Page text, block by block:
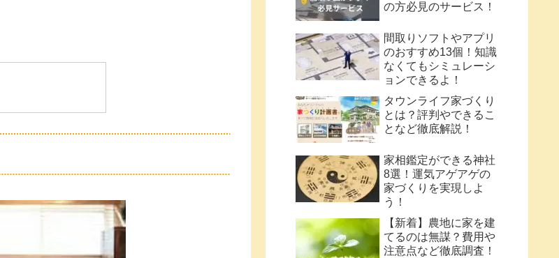
の方必見のサービス！
間取りソフトやアプリ
のおすすめ13個！知識
なくてもシミュレーシ
ョンできるよ！
タウンライフ家づくり
とは？評判やできるこ
となど徹底解説！
家相鑑定ができる神社
8選！運気アゲアゲの
家づくりを実現しよ
う！
【新着】農地に家を建
てるのは無謀？費用や
注意点など徹底調査！